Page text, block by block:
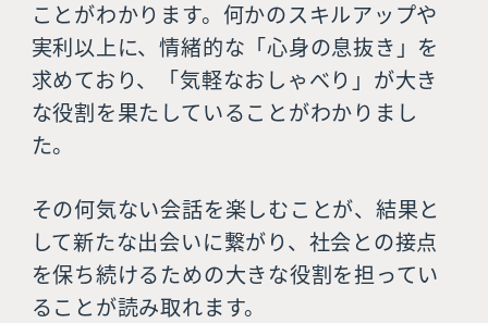
ことがわかります。何かのスキルアップや
実利以上に、情緒的な「心身の息抜き」を
求めており、「気軽なおしゃべり」が大き
な役割を果たしていることがわかりまし
た。
その何気ない会話を楽しむことが、結果と
して新たな出会いに繋がり、社会との接点
を保ち続けるための大きな役割を担ってい
ることが読み取れます。